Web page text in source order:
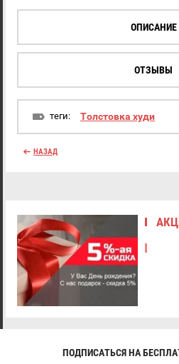
ОПИСАНИЕ
ОТЗЫВЫ
теги: Толстовка худи
НАЗАД
ПОДПИСАТЬСЯ НА